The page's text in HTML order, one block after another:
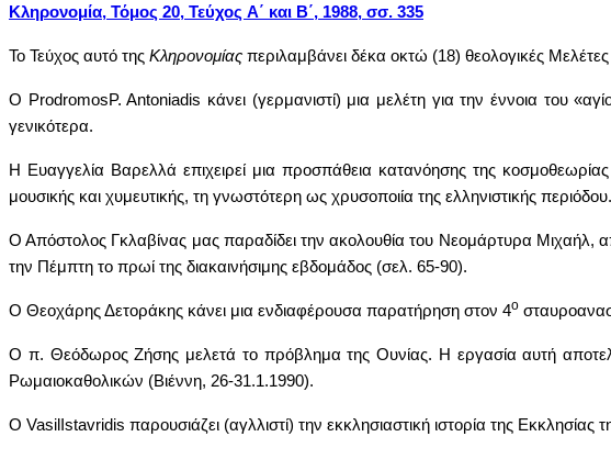
Κληρονομία, Τόμος 20, Τεύχος A΄ και Β΄, 1988, σσ. 335
Το Τεύχος αυτό της Κληρονομίας περιλαμβάνει δέκα οκτώ (18) θεολογικές Μελέτες
Ο ProdromosP.Antoniadis κάνει (γερμανιστί) μια μελέτη για την έννοια του
γενικότερα.
Η Ευαγγελία Βαρελλά επιχειρεί μια προσπάθεια κατανόησης της
μουσικής και χυμευτικής, τη γνωστότερη ως χρυσοποιία της ελληνιστικής περιόδου.
Ο Απόστολος Γκλαβίνας μας παραδίδει την ακολουθία του Νεομάρτυρα
την Πέμπτη το πρωί της διακαινήσιμης εβδομάδος (σελ. 65-90).
Ο Θεοχάρης Δετοράκης κάνει μια ενδιαφέρουσα παρατήρηση στον 4ο
Ο π. Θεόδωρος Ζήσης μελετά το πρόβλημα της Ουνίας. Η εργασία αυτή
Ρωμαιοκαθολικών (Βιέννη, 26-31.1.1990).
Ο Vasil Istavridis παρουσιάζει (αγλλιστί) την εκκλησιαστική ιστορία της